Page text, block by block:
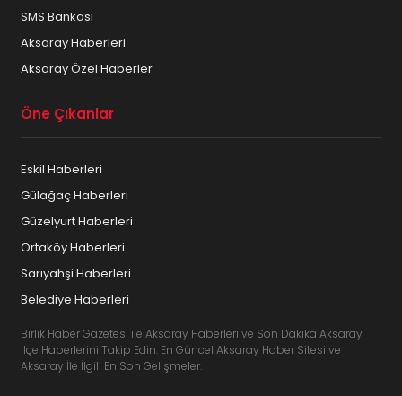
SMS Bankası
Aksaray Haberleri
Aksaray Özel Haberler
Öne Çıkanlar
Eskil Haberleri
Gülağaç Haberleri
Güzelyurt Haberleri
Ortaköy Haberleri
Sarıyahşi Haberleri
Belediye Haberleri
Birlik Haber Gazetesi ile Aksaray Haberleri ve Son Dakika Aksaray
İlçe Haberlerini Takip Edin. En Güncel Aksaray Haber Sitesi ve
Aksaray İle İlgili En Son Gelişmeler.